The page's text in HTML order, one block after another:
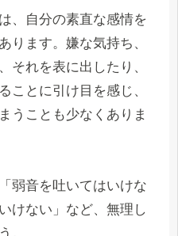
、自分の素直な感情を
ります。嫌な気持ち、
それを表に出したり、
ことに引け目を感じ、
うことも少なくありま
弱音を吐いてはいけな
けない」など、無理し